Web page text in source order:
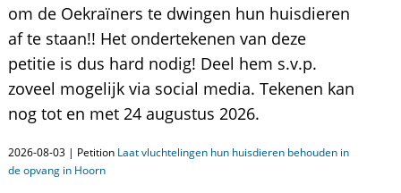
om de Oekraïners te dwingen hun huisdieren
af te staan!! Het ondertekenen van deze
petitie is dus hard nodig! Deel hem s.v.p.
zoveel mogelijk via social media. Tekenen kan
nog tot en met 24 augustus 2026.
2026-08-03 | Petition Laat vluchtelingen hun huisdieren behouden in
de opvang in Hoorn